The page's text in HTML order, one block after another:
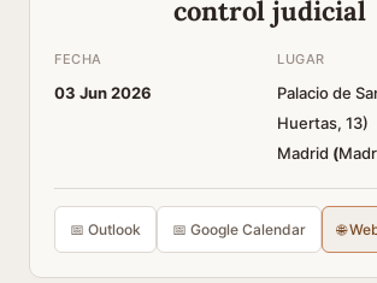
control judicial
FECHA
03 Jun 2026
LUGAR
Palacio de
Huertas, 13)
Madrid (
📅 Outlook 📅 Google Calendar 🌐